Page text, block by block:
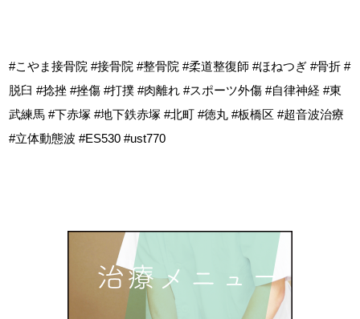
#こやま接骨院 #接骨院 #整骨院 #柔道整復師 #ほねつぎ #骨折 #
脱臼 #捻挫 #挫傷 #打撲 #肉離れ #スポーツ外傷 #自律神経 #東
武練馬 #下赤塚 #地下鉄赤塚 #北町 #徳丸 #板橋区 #超音波治療
#立体動態波 #ES530 #ust770